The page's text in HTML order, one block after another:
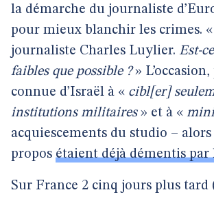
la démarche du journaliste
pour mieux blanchir les crimes. «
journaliste Charles Luylier. Est-
faibles que possible ?»
connue d’Israël à « cibl[er]
institutions militaires» et à «
acquiescements du studio – alors
propos étaient déjà démentis par
Sur France 2 cinq jours plus tard